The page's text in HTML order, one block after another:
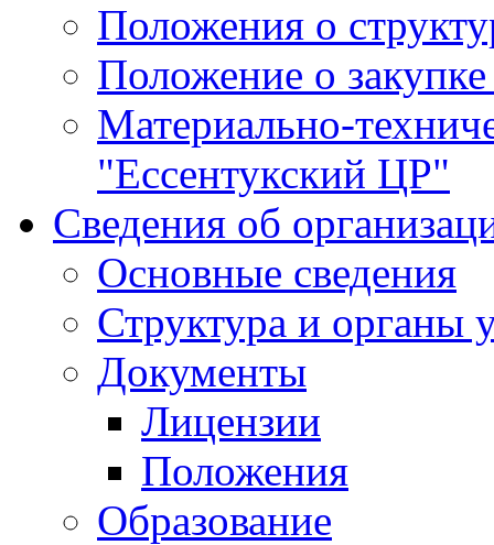
Положения о
Положение о закупке
Материально-
"Ессентукский ЦР"
Сведения об
Основные сведения
Структура и органы
Документы
Лицензии
Положения
Образование